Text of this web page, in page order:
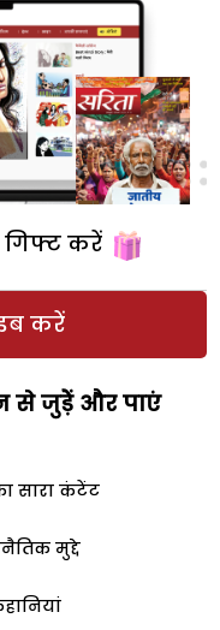
गिफ्ट करें
करें
से जुड़ेें और पाएं
सारा कंटेंट
मुद्दे